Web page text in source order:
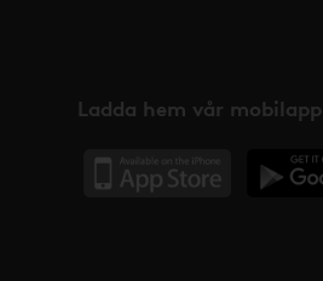
Ladda hem vår mobilapp